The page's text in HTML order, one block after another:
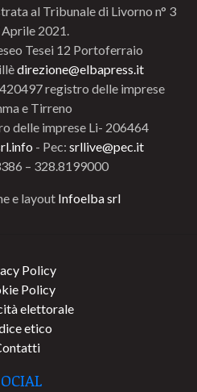
al Tribunale di Livorno n° 3
2021.
Tesei 12 Portoferraio
direzione@elbapress.it
registro delle imprese
e Tirreno
delle imprese Li- 206464
- Pec: srllive@pec.it
– 328.8199000
e layout Infoelba srl
Policy
Policy
elettorale
etico